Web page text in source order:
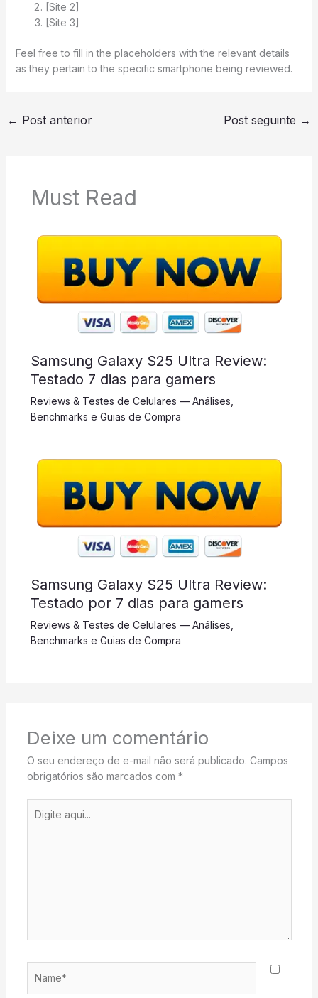
[Site 2]
[Site 3]
Feel free to fill in the placeholders with the relevant details
as they pertain to the specific smartphone being reviewed.
← Post anterior Post seguinte →
Must Read
Samsung Galaxy S25 Ultra Review:
Testado 7 dias para gamers
Reviews & Testes de Celulares — Análises,
Benchmarks e Guias de Compra
Samsung Galaxy S25 Ultra Review:
Testado por 7 dias para gamers
Reviews & Testes de Celulares — Análises,
Benchmarks e Guias de Compra
Deixe um comentário
O seu endereço de e-mail não será publicado. Campos
obrigatórios são marcados com *
aqui...